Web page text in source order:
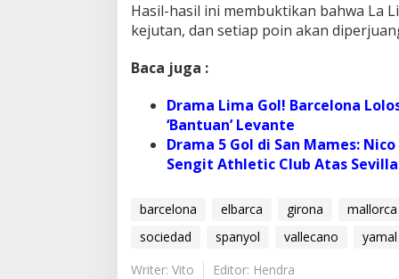
Hasil-hasil ini membuktikan bahwa La
kejutan, dan setiap poin akan
Baca juga :
Drama Lima Gol! Barcelona
‘Bantuan’ Levante
Drama 5 Gol di San Mames:
Sengit Athletic Club Atas
barcelona elbarca girona mallorca
sociedad
spanyol vallecano
yamal
Writer: Vito
Editor: Hendra